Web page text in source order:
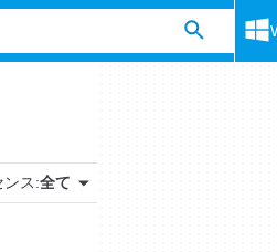
ンス:全て